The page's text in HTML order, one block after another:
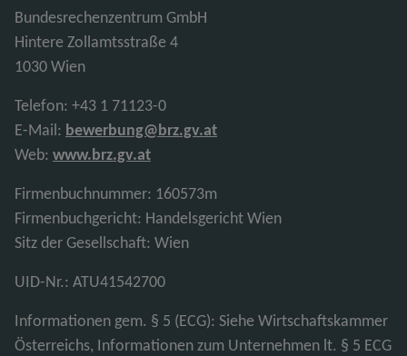
Bundesrechenzentrum GmbH
Hintere Zollamtsstraße 4
1030 Wien
Telefon: +43 1 71123-0
E-Mail: bewerbung@brz.gv.at
Web: www.brz.gv.at
Firmenbuchnummer: 160573m
Firmenbuchgericht: Handelsgericht Wien
Sitz der Gesellschaft: Wien
UID-Nr.: ATU41542700
Informationen gem. § 5 (ECG): Siehe Wirtschaftskammer
Österreichs, Informationen zum Unternehmen lt. § 5 ECG